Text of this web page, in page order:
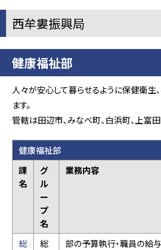
西牟婁振興局
健康福祉部
人々が安心して暮らせるように保健衛生
ます。
管轄は田辺市、みなべ町、白浜町、上富田
健康福祉部
課
名
グ
ル
ー
プ
名
業務内容
総
総
部の予算執行・職員の給